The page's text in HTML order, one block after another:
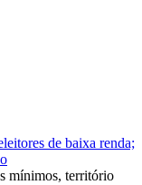
de baixa renda;
mínimos, território